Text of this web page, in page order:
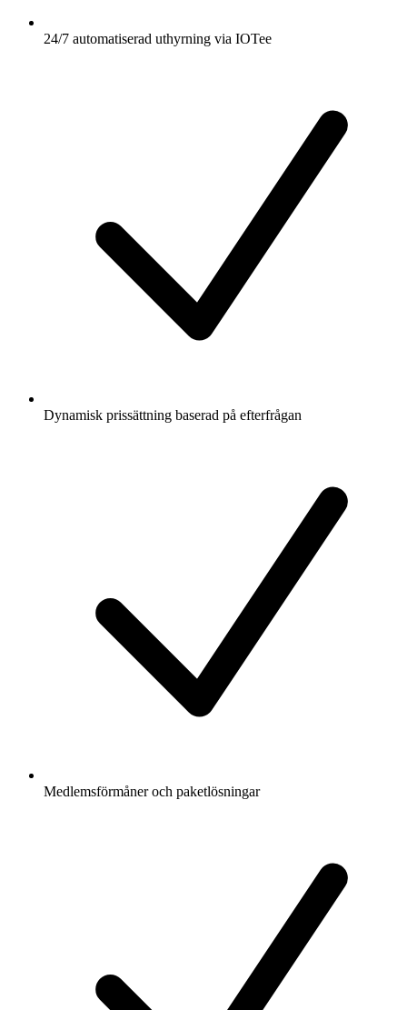
24/7 automatiserad uthyrning via IOTee
Dynamisk prissättning baserad på efterfrågan
Medlemsförmåner och paketlösningar